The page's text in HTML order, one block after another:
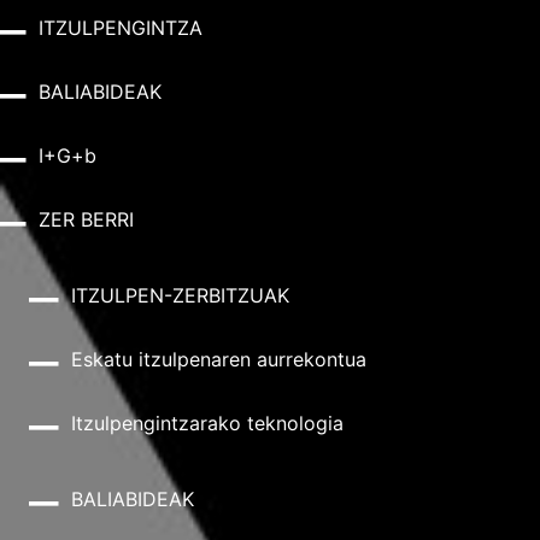
ITZULPENGINTZA
BALIABIDEAK
I+G+b
ZER BERRI
ITZULPEN-ZERBITZUAK
Eskatu itzulpenaren aurrekontua
Itzulpengintzarako teknologia
BALIABIDEAK